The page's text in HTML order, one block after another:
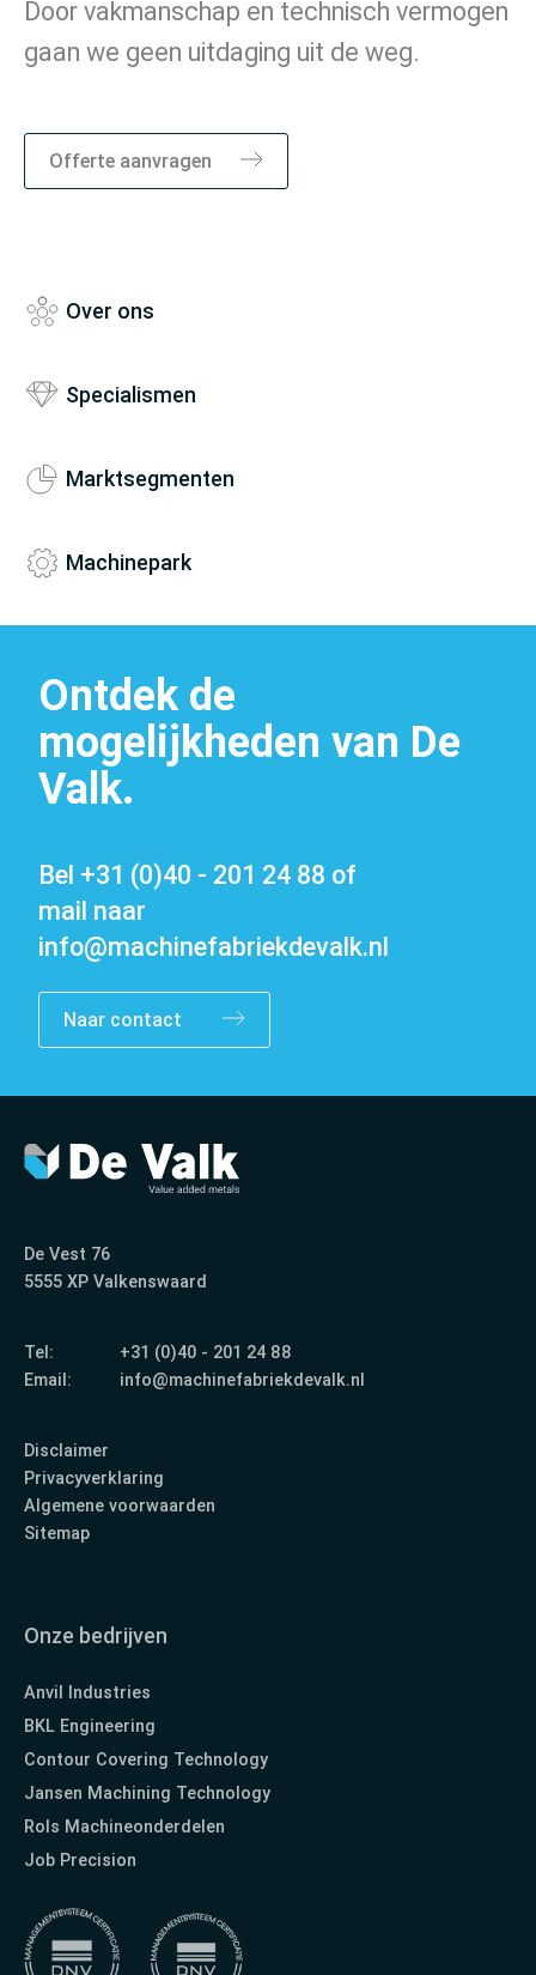
Marktsegmenten
Vacatures
Door vakmanschap en technisch vermogen
gaan we geen uitdaging uit de weg.
Offerte aanvragen
Over ons
Specialismen
Marktsegmenten
Machinepark
Ontdek de
mogelijkheden van De
Valk.
Bel +31 (0)40 - 201 24 88 of
mail naar
info@machinefabriekdevalk.nl
Naar contact
De Vest 76
5555 XP Valkenswaard
Tel:
+31 (0)40 - 201 24 88
Email:
info@machinefabriekdevalk.nl
Disclaimer
Privacyverklaring
Algemene voorwaarden
Sitemap
Onze bedrijven
Anvil Industries
BKL Engineering
Contour Covering Technology
Jansen Machining Technology
Rols Machineonderdelen
Job Precision